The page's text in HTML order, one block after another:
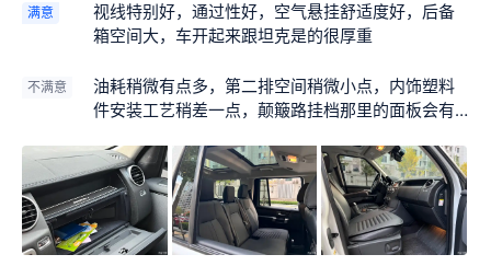
满意
视线特别好，通过性好，空气悬挂舒适度好，后备
箱空间大，车开起来跟坦克是的很厚重
不满意
油耗稍微有点多，第二排空间稍微小点，内饰塑料
件安装工艺稍差一点，颠簸路挂档那里的面板会有